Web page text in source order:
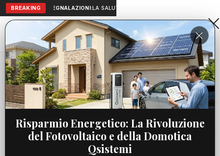
BREAKING SEGNALAZIONI:LA SALUTE A PORTATA DI MANO:
Aranova • NET
PORTALE UTILE AL TERRITORIO
Home
Cronaca
Viabilità
Risparmio Energetico: La Rivoluzione
del Fotovoltaico e della Domotica
Qsistemi